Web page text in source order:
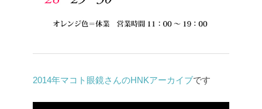
2014年マコト眼鏡さんのHNKアーカイブです